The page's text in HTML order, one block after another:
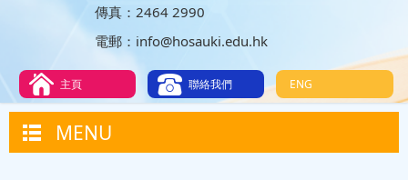
傳真：2464 2990
電郵：info@hosauki.edu.hk
ENG
聯絡我們
主頁
MENU